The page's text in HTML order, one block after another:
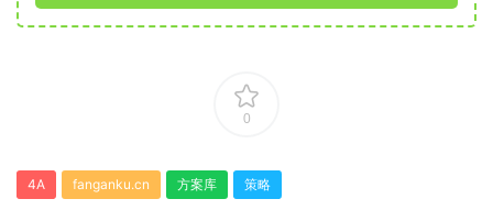
0
4A fanganku.cn 方案库 策略